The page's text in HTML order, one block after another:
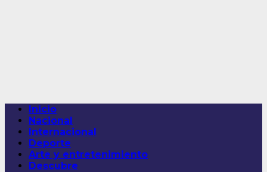
Menú
principal
Inicio
Nacional
Internacional
Deporte
Arte y entretenimiento
Descubre